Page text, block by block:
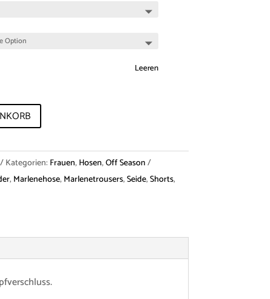
Leeren
Kategorien: Frauen, Hosen,Off Season
, Marlenehose, Marlenetrousers,Seide,Shorts,